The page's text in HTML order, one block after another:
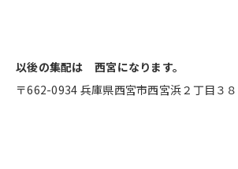
以後の集配は 西宮になります。
〒662-0934 兵庫県西宮市西宮浜２丁目３８